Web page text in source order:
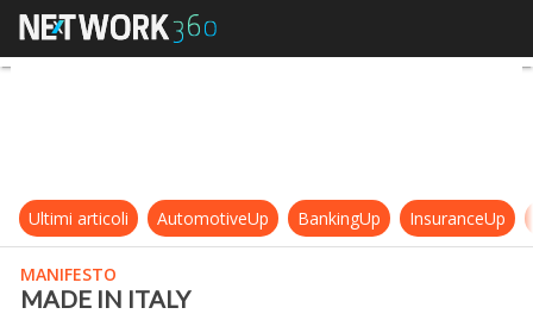
MADE IN ITALY
Ultimi articoli AutomotiveUp BankingUp InsuranceUp
MANIFESTO
MADE IN ITALY